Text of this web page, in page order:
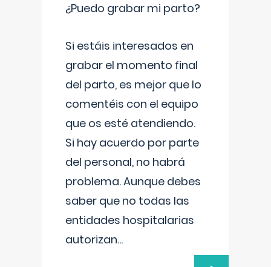
¿Puedo grabar mi parto?
Si estáis interesados en
grabar el momento final
del parto, es mejor que lo
comentéis con el equipo
que os esté atendiendo.
Si hay acuerdo por parte
del personal, no habrá
problema. Aunque debes
saber que no todas las
entidades hospitalarias
autorizan...